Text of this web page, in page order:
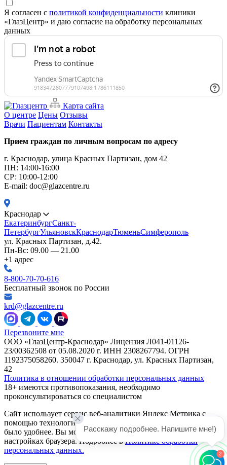
Я согласен с политикой конфиденциальности клиники
«ГлазЦентр» и даю согласие на обработку персональных
данных
Карта сайта
О центре Цены Отзывы
Врачи Пациентам Контакты
Прием граждан по личным вопросам по адресу
г. Краснодар, улица Красных Партизан, дом 42
ПН: 14:00-16:00
CР: 10:00-12:00
E-mail: doc@glazcentre.ru
Краснодар
ЕкатеринбургСанкт-
ПетербургУльяновскКраснодарТюменьСимферополь
ул. Красных Партизан, д.42.
Пн-Вс: 09.00 — 21.00
+1 адрес
8-800-70-70-616
Бесплатный звонок по России
krd@glazcentre.ru
Перезвоните мне
ООО «ГлазЦентр-Краснодар» Лицензия Л041-01126-
23/00362508 от 05.08.2020 г. ИНН 2308267794. ОГРН
1192375058260. 350047 г. Краснодар, ул. Красных Партизан,
42
Политика в отношении обработки персональных данных
18+ имеются противопоказания, необходимо
проконсультироваться со специалистом
Сайт использует сервис веб-аналитики Яндекс Метрика с
помощью технологии «cookie», чтобы пользоваться сайтом
было удобнее. Вы можете запретить обработку cookies в
настройках браузера. Подробнее вПолитике обработки
персональных данных.
2